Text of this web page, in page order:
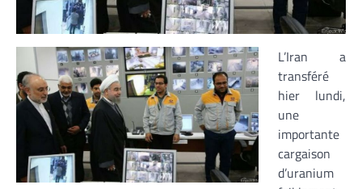
L’Iran a
transféré
hier lundi,
une
importante
cargaison
d’uranium